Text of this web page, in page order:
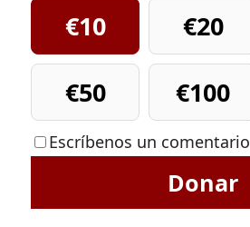
€10 €20
€50
€100
Escríbenos un comentario
Donar